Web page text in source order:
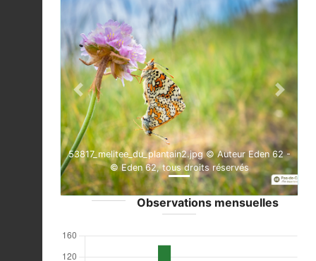
53817_melitee_du_plantain2.jpg © Auteur Eden 62 -
© Eden 62, tous droits réservés
Previous Next
Observations mensuelles